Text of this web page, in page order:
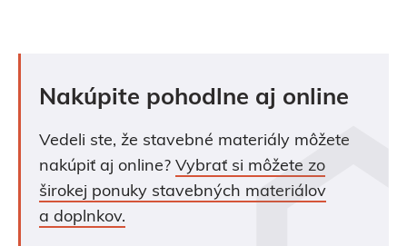
Nakúpite pohodlne aj online
Vedeli ste, že stavebné materiály môžete
nakúpiť aj online? Vybrať si môžete zo
širokej ponuky stavebných materiálov
a doplnkov.